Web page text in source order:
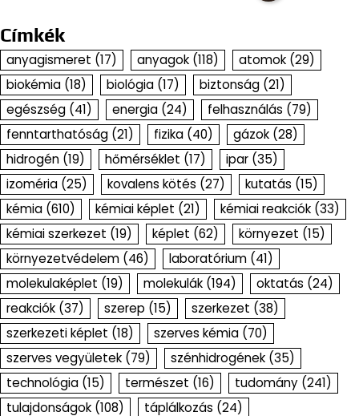
Címkék
anyagismeret (17) anyagok (118) atomok (29)
biokémia (18) biológia (17) biztonság (21)
egészség (41) energia (24) felhasználás (79)
fenntarthatóság (21) fizika (40) gázok (28)
hidrogén (19) hőmérséklet (17) ipar (35)
izoméria (25) kovalens kötés (27) kutatás (15)
kémia (610) kémiai képlet (21) kémiai reakciók (33)
kémiai szerkezet (19) képlet (62) környezet (15)
környezetvédelem (46) laboratórium (41)
molekulaképlet (19) molekulák (194) oktatás (24)
reakciók (37) szerep (15) szerkezet (38)
szerkezeti képlet (18) szerves kémia (70)
szerves vegyületek (79) szénhidrogének (35)
technológia (15) természet (16) tudomány (241)
tulajdonságok (108) táplálkozás (24)